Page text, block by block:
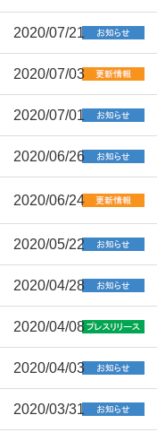
2020/07/21
2020/07/03
2020/07/01
2020/06/26
2020/06/24
2020/05/22
2020/04/28
2020/04/08
2020/04/03
2020/03/31